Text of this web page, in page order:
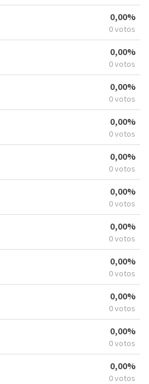
0,00%
0 votos
0,00%
0 votos
0,00%
0 votos
0,00%
0 votos
0,00%
0 votos
0,00%
0 votos
0,00%
0 votos
0,00%
0 votos
0,00%
0 votos
0,00%
0 votos
0,00%
0 votos